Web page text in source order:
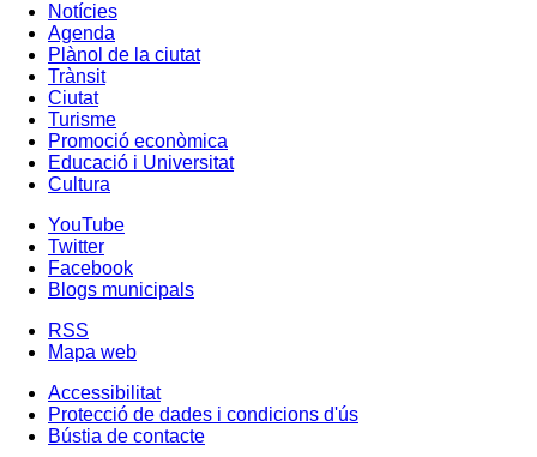
Notícies
Agenda
Plànol de la ciutat
Trànsit
Ciutat
Turisme
Promoció econòmica
Educació i Universitat
Cultura
YouTube
Twitter
Facebook
Blogs municipals
RSS
Mapa web
Accessibilitat
Protecció de dades i condicions d'ús
Bústia de contacte